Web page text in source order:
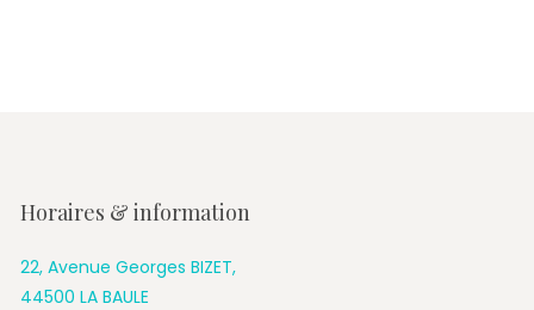
Horaires & information
22, Avenue Georges BIZET,
44500 LA BAULE